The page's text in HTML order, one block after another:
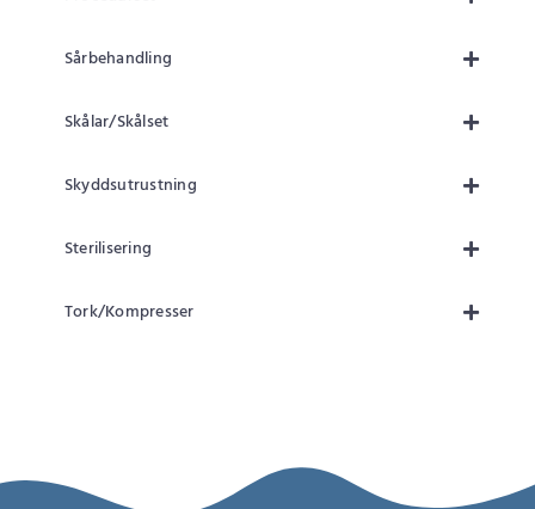
Sårbehandling
Skålar/Skålset
Skyddsutrustning
Sterilisering
Tork/Kompresser